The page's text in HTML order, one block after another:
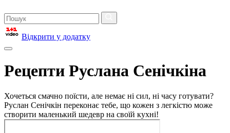
Відкрити у додатку
Рецепти Руслана Сенічкіна
Хочеться смачно поїсти, але немає ні сил, ні часу готувати?
Руслан Сенічкін переконає тебе, що кожен з легкістю може
створити маленький шедевр на своїй кухні!